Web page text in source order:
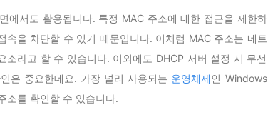
에서도 활용됩니다. 특정 MAC 주소에 대한 접근을 제한하
속을 차단할 수 있기 때문입니다. 이처럼 MAC 주소는 네트
소라고 할 수 있습니다. 이외에도 DHCP 서버 설정 시 무선
은 중요한데요. 가장 널리 사용되는 운영체제인 Windows
소를 확인할 수 있습니다.